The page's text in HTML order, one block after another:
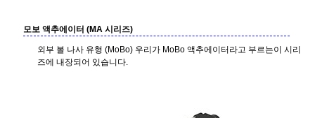
모보 액추에이터 (MA 시리즈)
외부 볼 나사 유형 (MoBo) 우리가 MoBo 액추에이터라고 부르는이 시리
즈에 내장되어 있습니다.